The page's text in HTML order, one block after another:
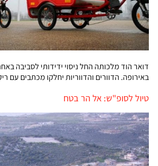
דואר הוד מלכותה החל ניסוי ידידותי לסביבה
באירופה. הדוורים והדווריות יחלקו מכתבים עם
טיול לסופ"ש: אל הר בטח